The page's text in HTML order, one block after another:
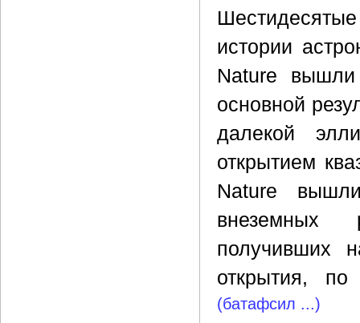
истории
Nature
основной
далекой
открытием
Nature
внеземных
получивших
открытия,
(батафсил ...)